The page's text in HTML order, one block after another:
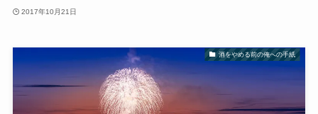
2017年10月21日
酒をやめる前の俺への手紙